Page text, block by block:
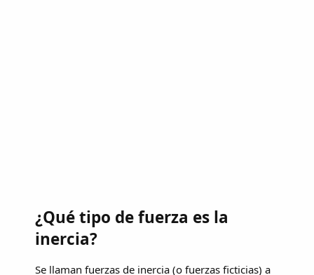
¿Qué tipo de fuerza es la
inercia?
Se llaman fuerzas de inercia (o fuerzas ficticias) a